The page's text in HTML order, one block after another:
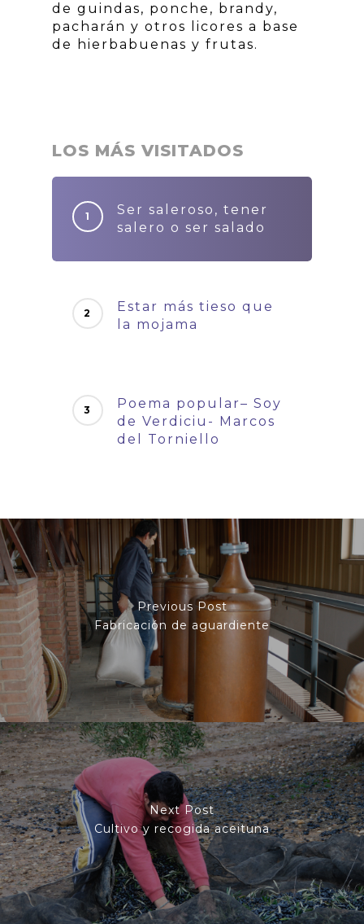
de guindas, ponche, brandy,
pacharán y otros licores a base
de hierbabuenas y frutas.
LOS MÁS VISITADOS
Ser saleroso, tener
salero o ser salado
Estar más tieso que
la mojama
Poema popular– Soy
de Verdiciu- Marcos
del Torniello
Previous Post
Fabricación de aguardiente
Next Post
Cultivo y recogida aceituna